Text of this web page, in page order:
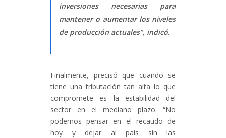
inversiones necesarias para
mantener o aumentar los niveles
de producción actuales”, indicó.
Finalmente, precisó que cuando se
tiene una tributación tan alta lo que
compromete es la estabilidad del
sector en el mediano plazo. “No
podemos pensar en el recaudo de
hoy y dejar al país sin las